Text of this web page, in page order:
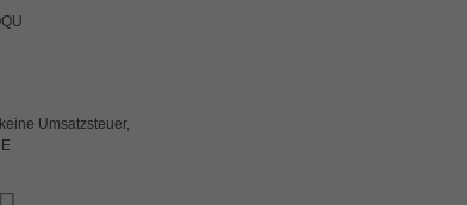
Umsatzsteuer,